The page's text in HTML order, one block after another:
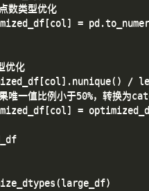
数类型优化
=
优化
/
一值比例小于50%，转换为
=